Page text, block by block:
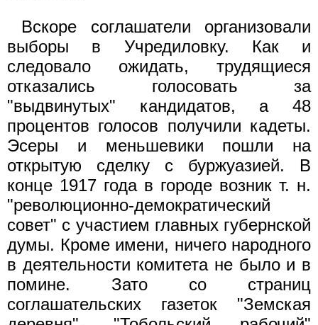
Вскоре соглашатели организовали
выборы в Учредиловку. Как и
следовало ожидать, трудящиеся
отказались голосовать за
"выдвинутых" кандидатов, а 48
процентов голосов получили кадеты.
Эсеры и меньшевики пошли на
открытую сделку с буржуазией. В
конце 1917 года в городе возник т. н.
"революционно-демократический
совет" с участием главных губернской
думы. Кроме имени, ничего народного
в деятельности комитета не было и в
помине. Зато со страниц
соглашательских газеток "Земская